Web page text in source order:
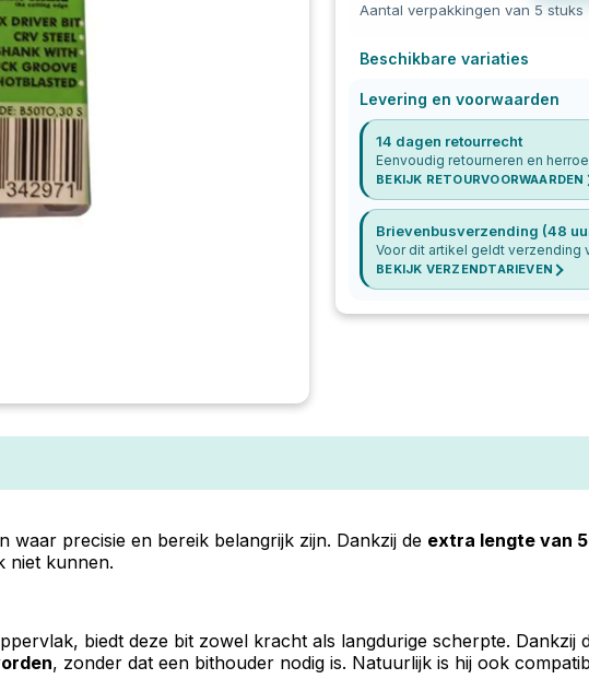
Aantal verpakkingen van 5 stuks
Beschikbare variaties
Levering en voorwaarden
14 dagen retourrecht
Eenvoudig retourneren en
BEKIJK RETOURVOORWAARDEN
Brievenbusverzending (48
Voor dit artikel geldt verzending
BEKIJK VERZENDTARIEVEN
waar precisie en bereik belangrijk zijn. Dankzij de extra lengte van
niet kunnen.
biedt deze bit zowel kracht als langdurige scherpte. Dankzij
, zonder dat een bithouder nodig is. Natuurlijk is hij ook